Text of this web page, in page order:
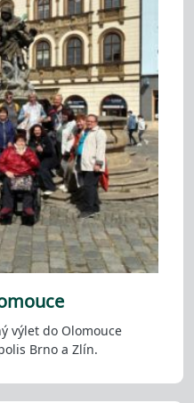
výlet do Olomouce
Brno a Zlín.